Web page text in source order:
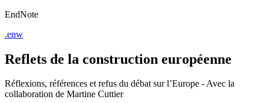
EndNote
.enw
Reflets de la construction européenne
Réflexions, références et refus du débat sur l’Europe - Avec la
collaboration de Martine Cuttier